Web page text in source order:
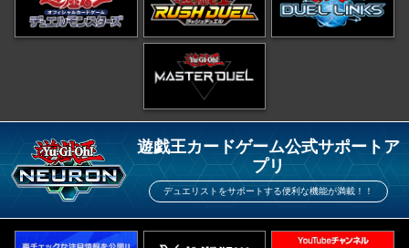
遊戯王カードゲーム公式サポートア
プリ
デュエリストをサポートする便利な機能が満載！！